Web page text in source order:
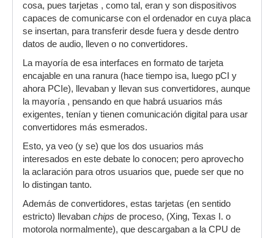
cosa, pues tarjetas , como tal, eran y son dispositivos
capaces de comunicarse con el ordenador en cuya placa
se insertan, para transferir desde fuera y desde dentro
datos de audio, lleven o no convertidores.
La mayoría de esa interfaces en formato de tarjeta
encajable en una ranura (hace tiempo isa, luego pCI y
ahora PCIe), llevaban y llevan sus convertidores, aunque
la mayoría , pensando en que habrá usuarios más
exigentes, tenían y tienen comunicación digital para usar
convertidores más esmerados.
Esto, ya veo (y se) que los dos usuarios más
interesados en este debate lo conocen; pero aprovecho
la aclaración para otros usuarios que, puede ser que no
lo distingan tanto.
Además de convertidores, estas tarjetas (en sentido
estricto) llevaban chips de proceso, (Xing, Texas I. o
motorola normalmente), que descargaban a la CPU de